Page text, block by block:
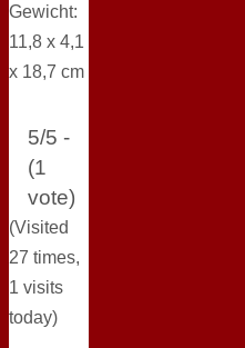
Gewicht:
11,8 x 4,1
x 18,7 cm
5/5 -
(1
vote)
(Visited
27 times,
1 visits
today)